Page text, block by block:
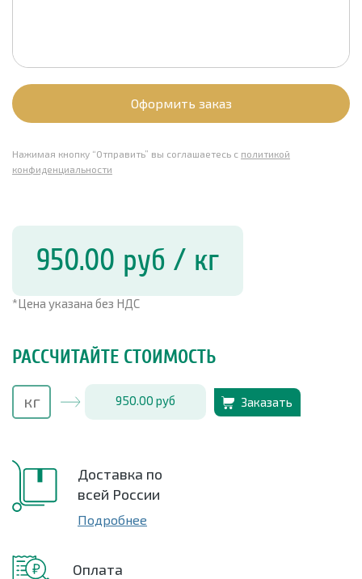
Оформить заказ
Нажимая кнопку “Отправить” вы соглашаетесь с политикой
конфиденциальности
950.00 руб / кг
*Цена указана без НДС
РАССЧИТАЙТЕ СТОИМОСТЬ
950.00 руб Заказать
Доставка по
всей России
Подробнее
Оплата